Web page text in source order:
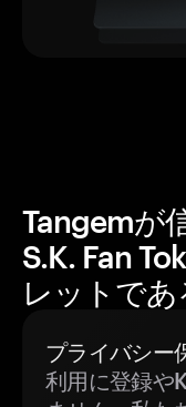
Tangemが
S.K. Fan
レットであ
プライバシー
利用に登録や